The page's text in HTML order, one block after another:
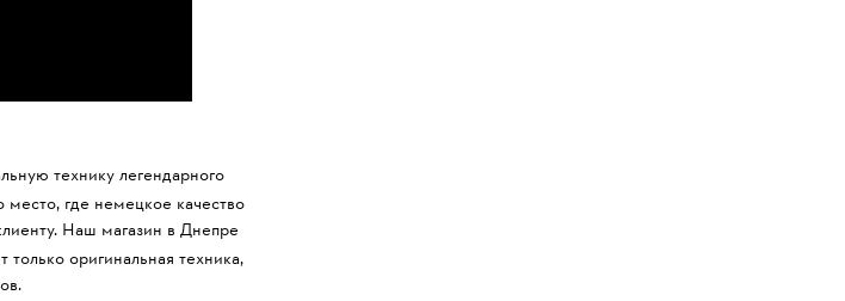
технику легендарного
место, где немецкое качество
Наш магазин в Днепре
только оригинальная техника,